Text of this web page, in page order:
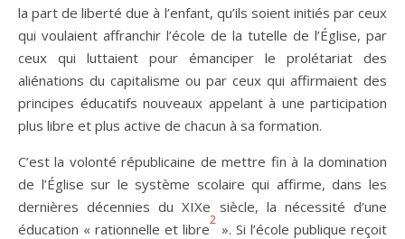
la part de liberté due à l’enfant, qu’ils soient initiés par ceux
qui voulaient affranchir l’école de la tutelle de l’Église, par
ceux qui luttaient pour émanciper le prolétariat des
aliénations du capitalisme ou par ceux qui affirmaient des
principes éducatifs nouveaux appelant à une participation
plus libre et plus active de chacun à sa formation.
C’est la volonté républicaine de mettre fin à la domination
de l’Église sur le système scolaire qui affirme, dans les
dernières décennies du XIXe siècle, la nécessité d’une
éducation « rationnelle et libre
2
». Si l’école publique reçoit